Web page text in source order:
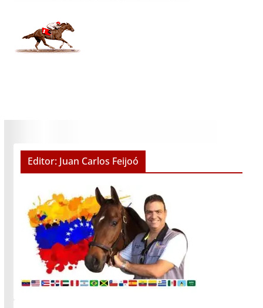
Editor: Juan Carlos Feijoó